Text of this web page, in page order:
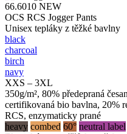
66.6010 NEW
OCS RCS Jogger Pants
Unisex tepláky z těžké bavlny
black
charcoal
birch
navy
XXS – 3XL
350g/m², 80% předepraná
certifikovaná bio bavlna, 20%
RCS, enzymaticky prané
heavy combed 60° neutral label